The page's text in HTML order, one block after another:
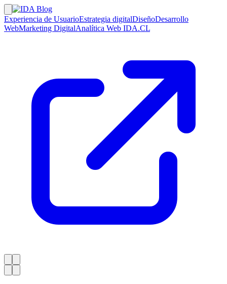
Experiencia de UsuarioEstrategia digitalDiseñoDesarrollo
WebMarketing DigitalAnalítica Web IDA.CL